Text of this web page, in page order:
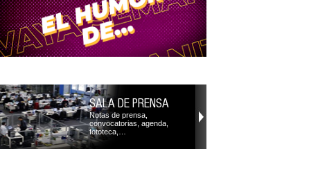
SALA DE PRENSA
Notas de prensa,
convocatorias, agenda,
fototeca,…